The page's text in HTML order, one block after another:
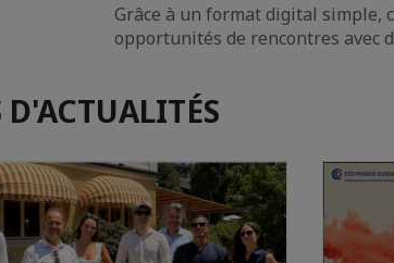
Grâce à un format digital
opportunités de rencontres avec
D'ACTUALITÉS